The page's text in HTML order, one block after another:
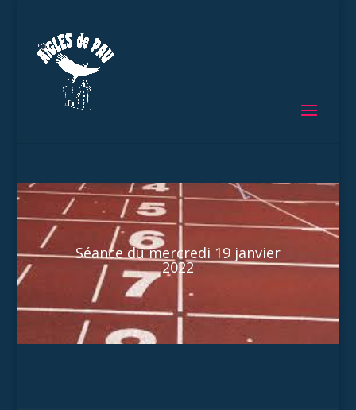
Séance du mercredi 19 janvier
2022